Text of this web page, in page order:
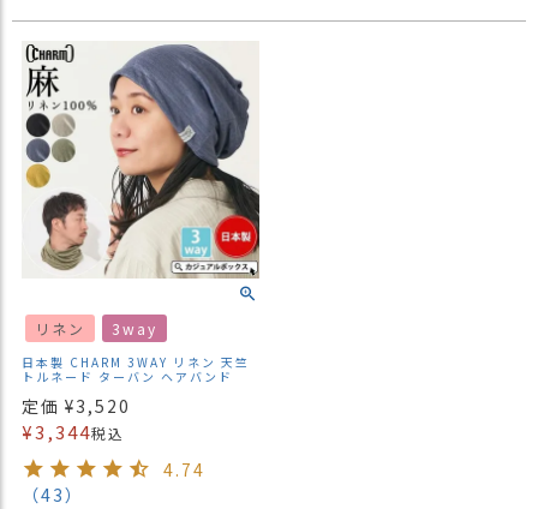
リネン 3way
日本製 CHARM 3WAY リネン 天竺
トルネード ターバン ヘアバンド
定価 ¥3,520
¥3,344税込
4.74
（43）